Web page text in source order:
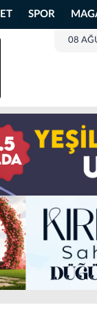
SPOR
08